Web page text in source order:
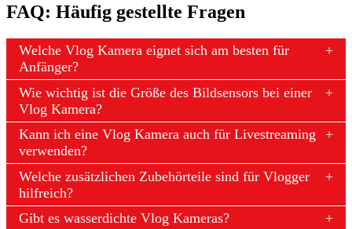
FAQ: Häufig gestellte Fragen
Welche Vlog Kamera eignet sich am besten für
Anfänger?
Wie wichtig ist die Größe des Bildsensors bei einer
Vlog Kamera?
Kann ich eine Vlog Kamera auch für Livestreaming
verwenden?
Welche zusätzlichen Zubehörteile sind für Vlogger
hilfreich?
Gibt es wasserdichte Vlog Kameras?